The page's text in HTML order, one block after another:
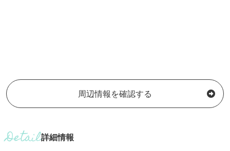
周辺情報を確認する
詳細情報